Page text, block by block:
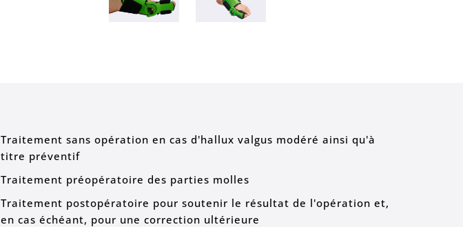
Traitement sans opération en cas d'hallux valgus modéré ainsi qu'à
titre préventif
Traitement préopératoire des parties molles
Traitement postopératoire pour soutenir le résultat de l'opération et,
en cas échéant, pour une correction ultérieure